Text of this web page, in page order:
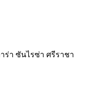
ร่า ซันไรซ่า ศรีราชา